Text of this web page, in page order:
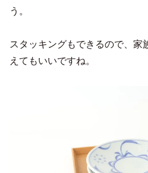
う。
スタッキングもできるので、家
えてもいいですね。